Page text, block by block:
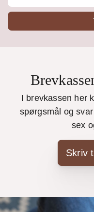
I brevkassen her
spørgsmål og
sex
Skriv